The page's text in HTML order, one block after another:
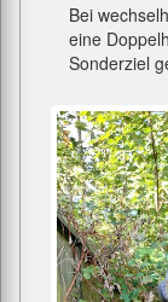
Bei
eine
Sonderziel